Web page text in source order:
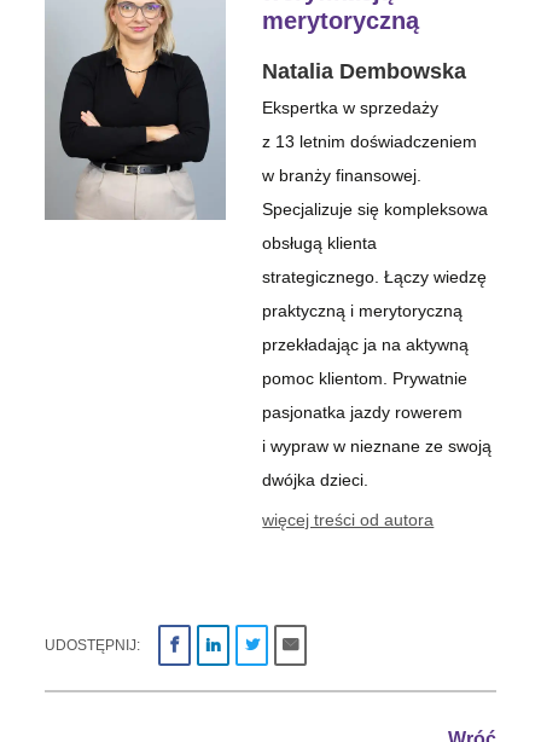
merytoryczną
Natalia Dembowska
Ekspertka w sprzedaży
z 13 letnim doświadczeniem
w branży finansowej.
Specjalizuje się kompleksowa
obsługą klienta
strategicznego. Łączy wiedzę
praktyczną i merytoryczną
przekładając ja na aktywną
pomoc klientom. Prywatnie
pasjonatka jazdy rowerem
i wypraw w nieznane ze swoją
dwójka dzieci.
więcej treści od autora
UDOSTĘPNIJ: